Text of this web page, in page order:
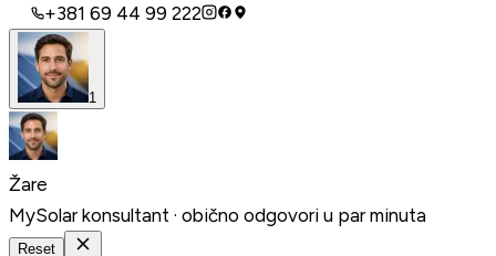
+381 69 44 99 222
1
Žare
MySolar konsultant · obično odgovori u par minuta
Reset